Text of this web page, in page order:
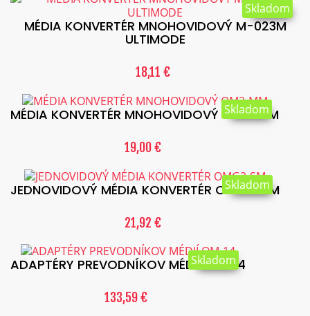
MÉDIA KONVERTÉR MNOHOVIDOVÝ M-023M
ULTIMODE
18,11 €
Skladom
MÉDIA KONVERTÉR MNOHOVIDOVÝ OM2-MM
19,00 €
Skladom
JEDNOVIDOVÝ MÉDIA KONVERTÉR OMG2-SM
21,92 €
Skladom
ADAPTÉRY PREVODNÍKOV MÉDIÍ OM-14
133,59 €
Skladom